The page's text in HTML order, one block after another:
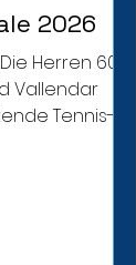
2026
Herren 60
Vallendar
Tennis-